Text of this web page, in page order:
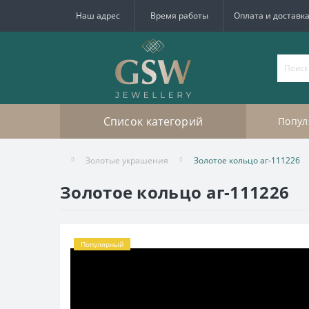
Наш адрес Время работы Оплата и доставка
Список категорий
Золотые украшения Золотое кольцо аг-111226
Золотое кольцо аг-111226
Популярный